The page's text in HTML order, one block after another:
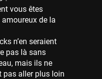
Cavaliers
Magic
vous êtes
de la
n’en seraient
pas là sans
mais ils ne
pas aller plus loin